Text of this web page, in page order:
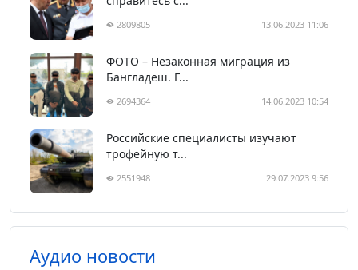
2809805 13.06.2023 11:06
ФОТО – Незаконная миграция из
Бангладеш. Г...
2694364 14.06.2023 10:54
Российские специалисты изучают
трофейную т...
2551948 29.07.2023 9:56
Аудио новости